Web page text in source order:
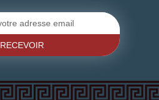
RECEVOIR